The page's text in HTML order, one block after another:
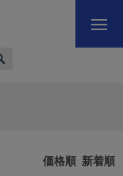
価格順 新着順